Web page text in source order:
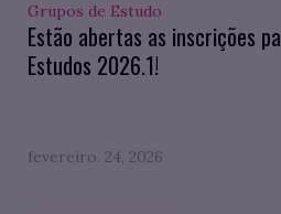
Grupos de Estudo
Estão abertas as inscrições
Estudos 2026.1!
fevereiro. 24, 2026